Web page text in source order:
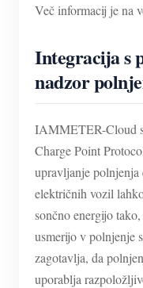
Več informacij je na
Integracija s
nadzor
IAMMETER-Cloud
Charge Point
upravljanje
električnih vozil
sončno energijo
usmerijo v polnjenje
zagotavlja, da
uporablja